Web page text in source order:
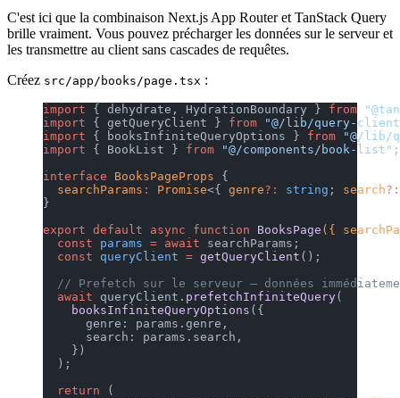
C'est ici que la combinaison Next.js App Router et TanStack Query
brille vraiment. Vous pouvez précharger les données sur le serveur et
les transmettre au client sans cascades de requêtes.
Créez src/app/books/page.tsx :
import { dehydrate, HydrationBoundary } from
import { getQueryClient } from "@/lib/query-
import { booksInfiniteQueryOptions } from "@/lib/
import { BookList } from "@/components/book-list" ;
interface BooksPageProps {
  searchParams
: Promise<{ genre?: string ; search?:
}
export default async function BooksPage ({
  const
params = await searchParams;
  const
queryClient = getQueryClient ();
// Prefetch sur le serveur — données
  await
queryClient. prefetchInfiniteQuery(
    booksInfiniteQueryOptions
({
      genre: params.genre,
      search: params.search,
    })
  );
  return
(